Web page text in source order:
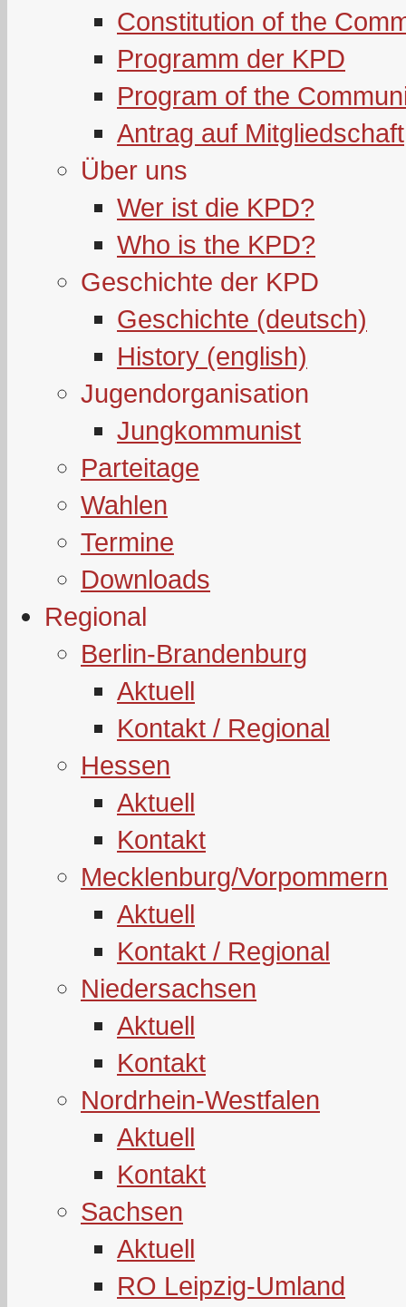
Constitution of the
Programm der KPD
Program of the
Antrag auf Mitgliedschaft
Über uns
Wer ist die KPD?
Who is the KPD?
Geschichte der KPD
Geschichte (deutsch)
History (english)
Jugendorganisation
Jungkommunist
Parteitage
Wahlen
Termine
Downloads
Regional
Berlin-Brandenburg
Aktuell
Kontakt / Regional
Hessen
Aktuell
Kontakt
Mecklenburg/Vorpommern
Aktuell
Kontakt / Regional
Niedersachsen
Aktuell
Kontakt
Nordrhein-Westfalen
Aktuell
Kontakt
Sachsen
Aktuell
RO Leipzig-Umland